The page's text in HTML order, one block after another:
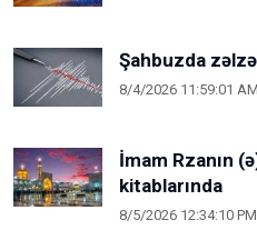
Şahbuzda
8/4/2026 11:59:01 AM
İmam Rzanın
kitablarında
8/5/2026 12:34:10 PM